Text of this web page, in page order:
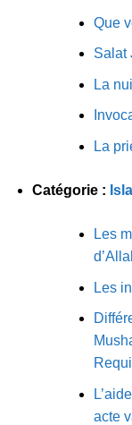
Que
Salat
La
La
Catégorie :
Les
Les
acte